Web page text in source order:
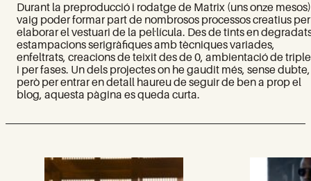
Durant la preproducció i rodatge de Matrix (uns onze mesos)
vaig poder formar part de nombrosos processos creatius per
elaborar el vestuari de la pel·lícula. Des de tints en
estampacions serigràfiques amb tècniques variades,
enfeltrats, creacions de teixit des de 0, ambientació de
i per fases. Un dels projectes on he gaudit més, sense dubte,
però per entrar en detall haureu de seguir de ben a prop el
blog, aquesta pàgina es queda curta.